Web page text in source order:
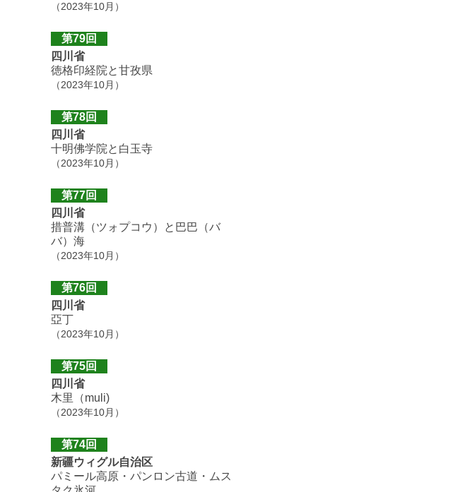
（2023年10月）
第79回
四川省
徳格印経院と甘孜県
（2023年10月）
第78回
四川省
十明佛学院と白玉寺
（2023年10月）
第77回
四川省
措普溝（ツォプコウ）と巴巴（バ
バ）海
（2023年10月）
第76回
四川省
亞丁
（2023年10月）
第75回
四川省
木里（muli)
（2023年10月）
第74回
新疆ウィグル自治区
パミール高原・パンロン古道・ムス